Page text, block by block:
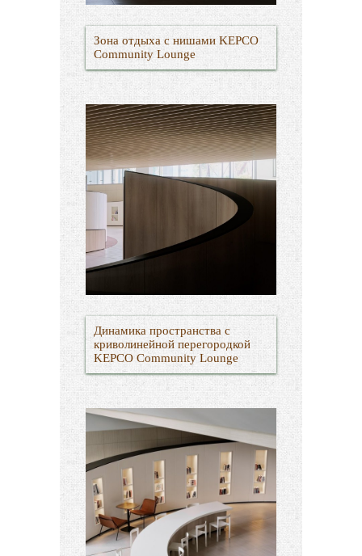
Зона отдыха с нишами KEPCO
Community Lounge
Динамика пространства с
криволинейной перегородкой
KEPCO Community Lounge